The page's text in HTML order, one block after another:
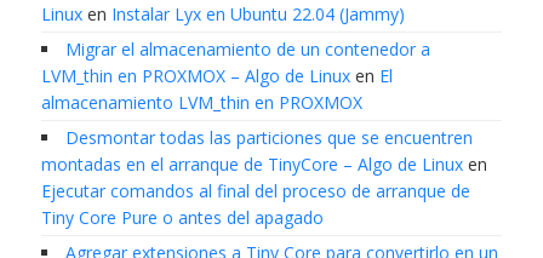
Linuxen Instalar Lyx en Ubuntu 22.04 (Jammy)
Migrar el almacenamiento de un contenedor a
LVM_thin en PROXMOX – Algo de Linuxen El
almacenamiento LVM_thin en PROXMOX
Desmontar todas las particiones que se encuentren
montadas en el arranque de TinyCore – Algo de Linuxen
Ejecutar comandos al final del proceso de arranque de
Tiny Core Pure o antes del apagado
Agregar extensiones a Tiny Core para convertirlo en un